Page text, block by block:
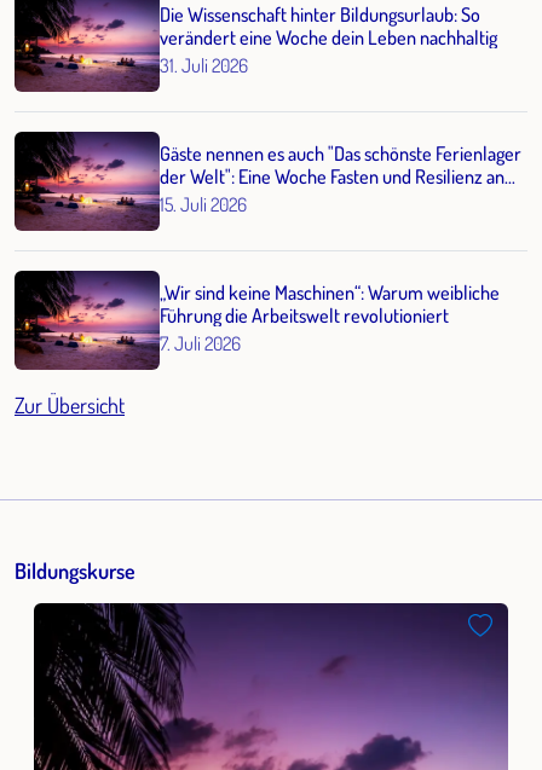
Die Wissenschaft hinter Bildungsurlaub: So
verändert eine Woche dein Leben nachhaltig
31. Juli 2026
Gäste nennen es auch "Das schönste Ferienlager
der Welt": Eine Woche Fasten und Resilienz an
der Seenplatte, die dein Leben verändert
15. Juli 2026
„Wir sind keine Maschinen“: Warum weibliche
Führung die Arbeitswelt revolutioniert
7. Juli 2026
Zur Übersicht
Bildungskurse